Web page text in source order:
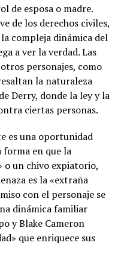
de esposa o madre.
de los derechos civiles,
compleja dinámica del
a ver la verdad. Las
personajes, como
la naturaleza
Derry, donde la ley y la
ciertas personas.
es una oportunidad
en que la
o un chivo expiatorio,
es la «extraña
con el personaje se
dinámica familiar
y Blake Cameron
que enriquece sus